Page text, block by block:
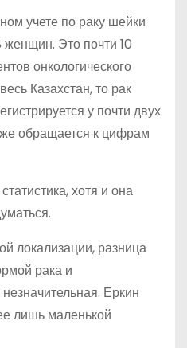
учете по раку шейки
женщин. Это почти 10
онкологического
Казахстан, то рак
у почти двух
обращается к цифрам
хотя и она
локализации, разница
рака и
Еркин
лишь маленькой